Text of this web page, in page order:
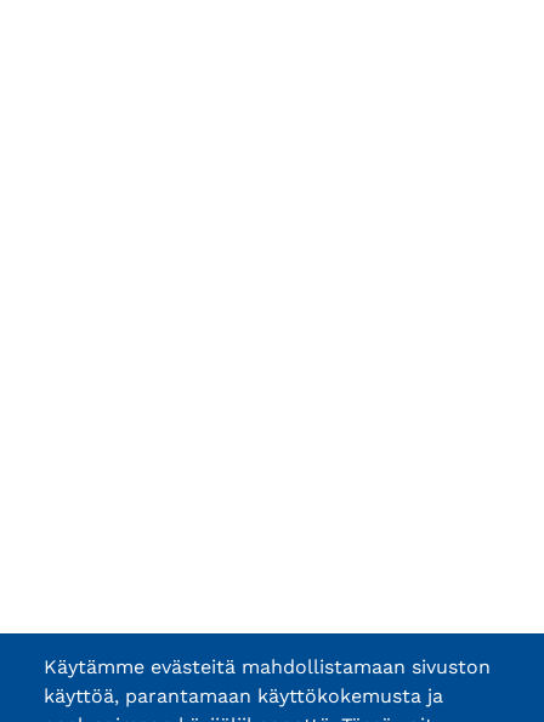
Käytämme evästeitä mahdollistamaan sivuston
käyttöä, parantamaan käyttökokemusta ja